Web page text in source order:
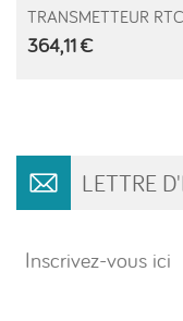
AJOUTER AU
TRANSMETTEUR
364,11 €
LETTRE
Inscrivez-vous ici